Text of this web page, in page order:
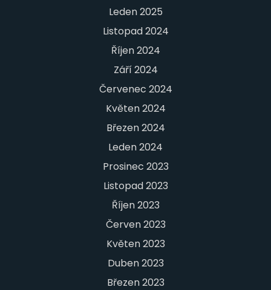
Leden 2025
Listopad 2024
Říjen 2024
Září 2024
Červenec 2024
Květen 2024
Březen 2024
Leden 2024
Prosinec 2023
Listopad 2023
Říjen 2023
Červen 2023
Květen 2023
Duben 2023
Březen 2023